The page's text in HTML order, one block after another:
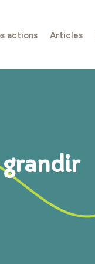
actions Articles